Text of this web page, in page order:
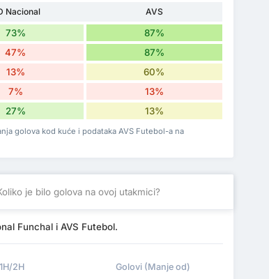
Nacional
AVS
73% 87%
47% 87%
13% 60%
7% 13%
27% 13%
golova kod kuće i podataka AVS Futebol-a na
je bilo golova na ovoj utakmici?
Funchal i AVS Futebol.
1H/2H Golovi (Manje od)